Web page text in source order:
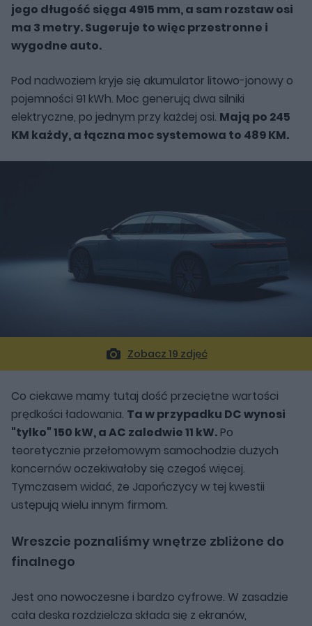
jego długość sięga 4915 mm, a sam rozstaw osi
ma 3 metry. Sugeruje to więc przestronne i
wygodne auto.
Pod nadwoziem kryje się akumulator litowo-jonowy o
pojemności 91 kWh. Moc generują dwa silniki
elektryczne, po jednym przy każdej osi. Mają po 245
KM każdy, a łączna moc systemowa to 489 KM.
Zobacz 19 zdjęć
Co ciekawe mamy tutaj dość przeciętne wartości
prędkości ładowania. Ta w przypadku DC wynosi
"tylko" 150 kW, a AC zaledwie 11 kW. Po
teoretycznie przełomowym samochodzie dużych
koncernów oczekiwałoby się czegoś więcej.
Tymczasem widać, że Japończycy w tej kwestii
ustępują wielu innym firmom.
Wreszcie poznaliśmy wnętrze zbliżone do
finalnego
Jest ono nowoczesne i bardzo cyfrowe. W zasadzie
cała deska rozdzielcza składa się z ekranów,